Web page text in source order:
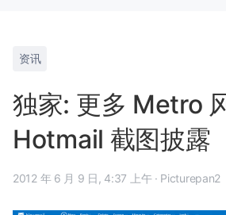
资讯
独家: 更多 Metro
Hotmail 截图披露
2012 年 6 月 9 日, 4:37 上午 · Picturepan2